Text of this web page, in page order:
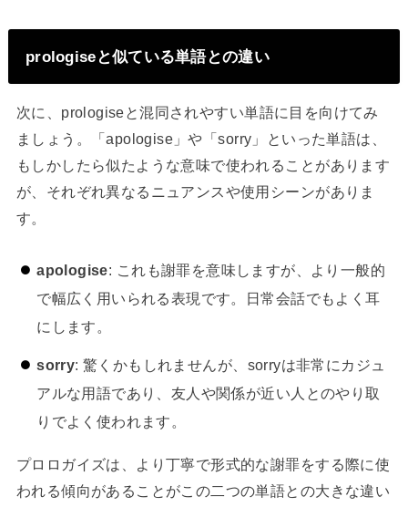
prologiseと似ている単語との違い
次に、prologiseと混同されやすい単語に目を向けてみ
ましょう。「apologise」や「sorry」といった単語は、
もしかしたら似たような意味で使われることがあります
が、それぞれ異なるニュアンスや使用シーンがありま
す。
apologise: これも謝罪を意味しますが、より一般的
で幅広く用いられる表現です。日常会話でもよく耳
にします。
sorry: 驚くかもしれませんが、sorryは非常にカジュ
アルな用語であり、友人や関係が近い人とのやり取
りでよく使われます。
プロロガイズは、より丁寧で形式的な謝罪をする際に使
われる傾向があることがこの二つの単語との大きな違い